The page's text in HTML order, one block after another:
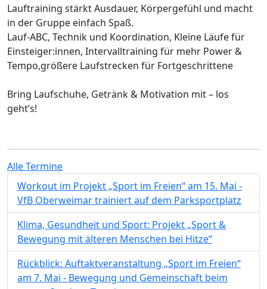
Lauftraining stärkt Ausdauer, Körpergefühl und macht
in der Gruppe einfach Spaß.
Lauf-ABC, Technik und Koordination, Kleine Läufe für
Einsteiger:innen, Intervalltraining für mehr Power &
Tempo,größere Laufstrecken für Fortgeschrittene
Bring Laufschuhe, Getränk & Motivation mit – los
geht’s!
Alle Termine
Workout im Projekt „Sport im Freien“ am 15. Mai -
VfB Oberweimar trainiert auf dem Parksportplatz
Klima, Gesundheit und Sport: Projekt „Sport &
Bewegung mit älteren Menschen bei Hitze“
Rückblick: Auftaktveranstaltung „Sport im Freien“
am 7. Mai - Bewegung und Gemeinschaft beim